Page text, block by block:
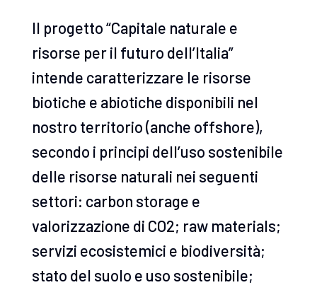
Il progetto “Capitale naturale e
risorse per il futuro dell’Italia”
intende caratterizzare le risorse
biotiche e abiotiche disponibili nel
nostro territorio (anche offshore),
secondo i principi dell’uso sostenibile
delle risorse naturali nei seguenti
settori: carbon storage e
valorizzazione di CO2; raw materials;
servizi ecosistemici e biodiversità;
stato del suolo e uso sostenibile;